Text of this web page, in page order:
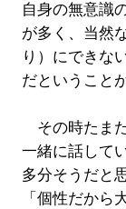
自身の無意識
が多く、当然
り）にできな
だということ
その時たま
一緒に話して
多分そうだと
「個性だから